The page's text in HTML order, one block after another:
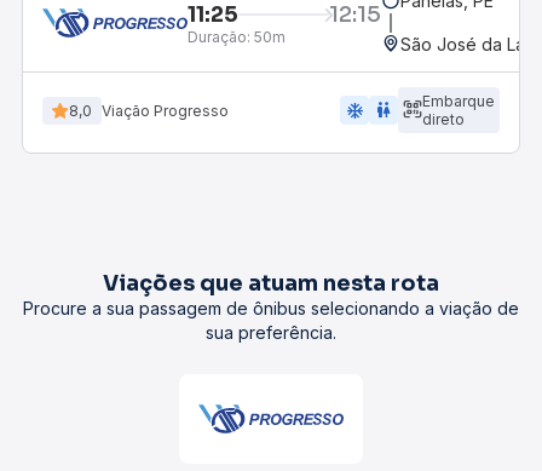
11:25 12:15
Duração: 50m São José da
8,0 Viação Progresso ac_unit wc
Embarque
direto
Viações que atuam nesta rota
Procure a sua passagem de ônibus selecionando a viação de
sua preferência.